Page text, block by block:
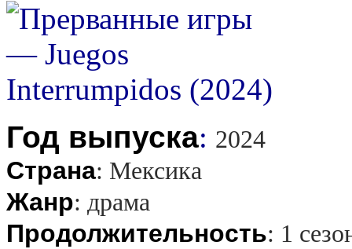
Год выпуска: 2024
Страна: Мексика
Жанр: драма
Продолжительность: 1